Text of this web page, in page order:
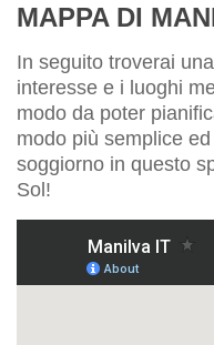
MAPPA DI
In seguito troverai
interesse e i luoghi
modo da poter
modo più semplice
soggiorno in questo
Sol!